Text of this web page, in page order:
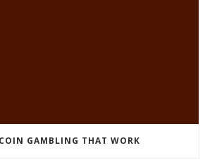
GAMBLING THAT WORK